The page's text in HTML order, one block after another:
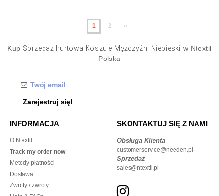
1 2 »
Kup Sprzedaż hurtowa Koszule Mężczyźni Niebieski w Ntextil
Polska
Zarejestruj się!
INFORMACJA
O Ntextil
Track my order now
Metody płatności
Dostawa
Zwroty / zwroty
SKONTAKTUJ SIĘ Z NAMI
Obsługa Klienta
customerservice@needen.pl
Sprzedaż
sales@ntextil.pl